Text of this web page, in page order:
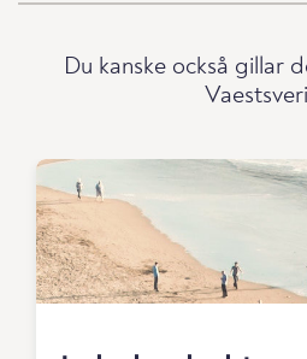
Du kanske också gillar